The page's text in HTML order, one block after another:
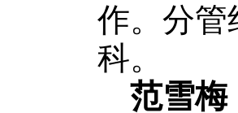
作。分管
科。
范雪梅